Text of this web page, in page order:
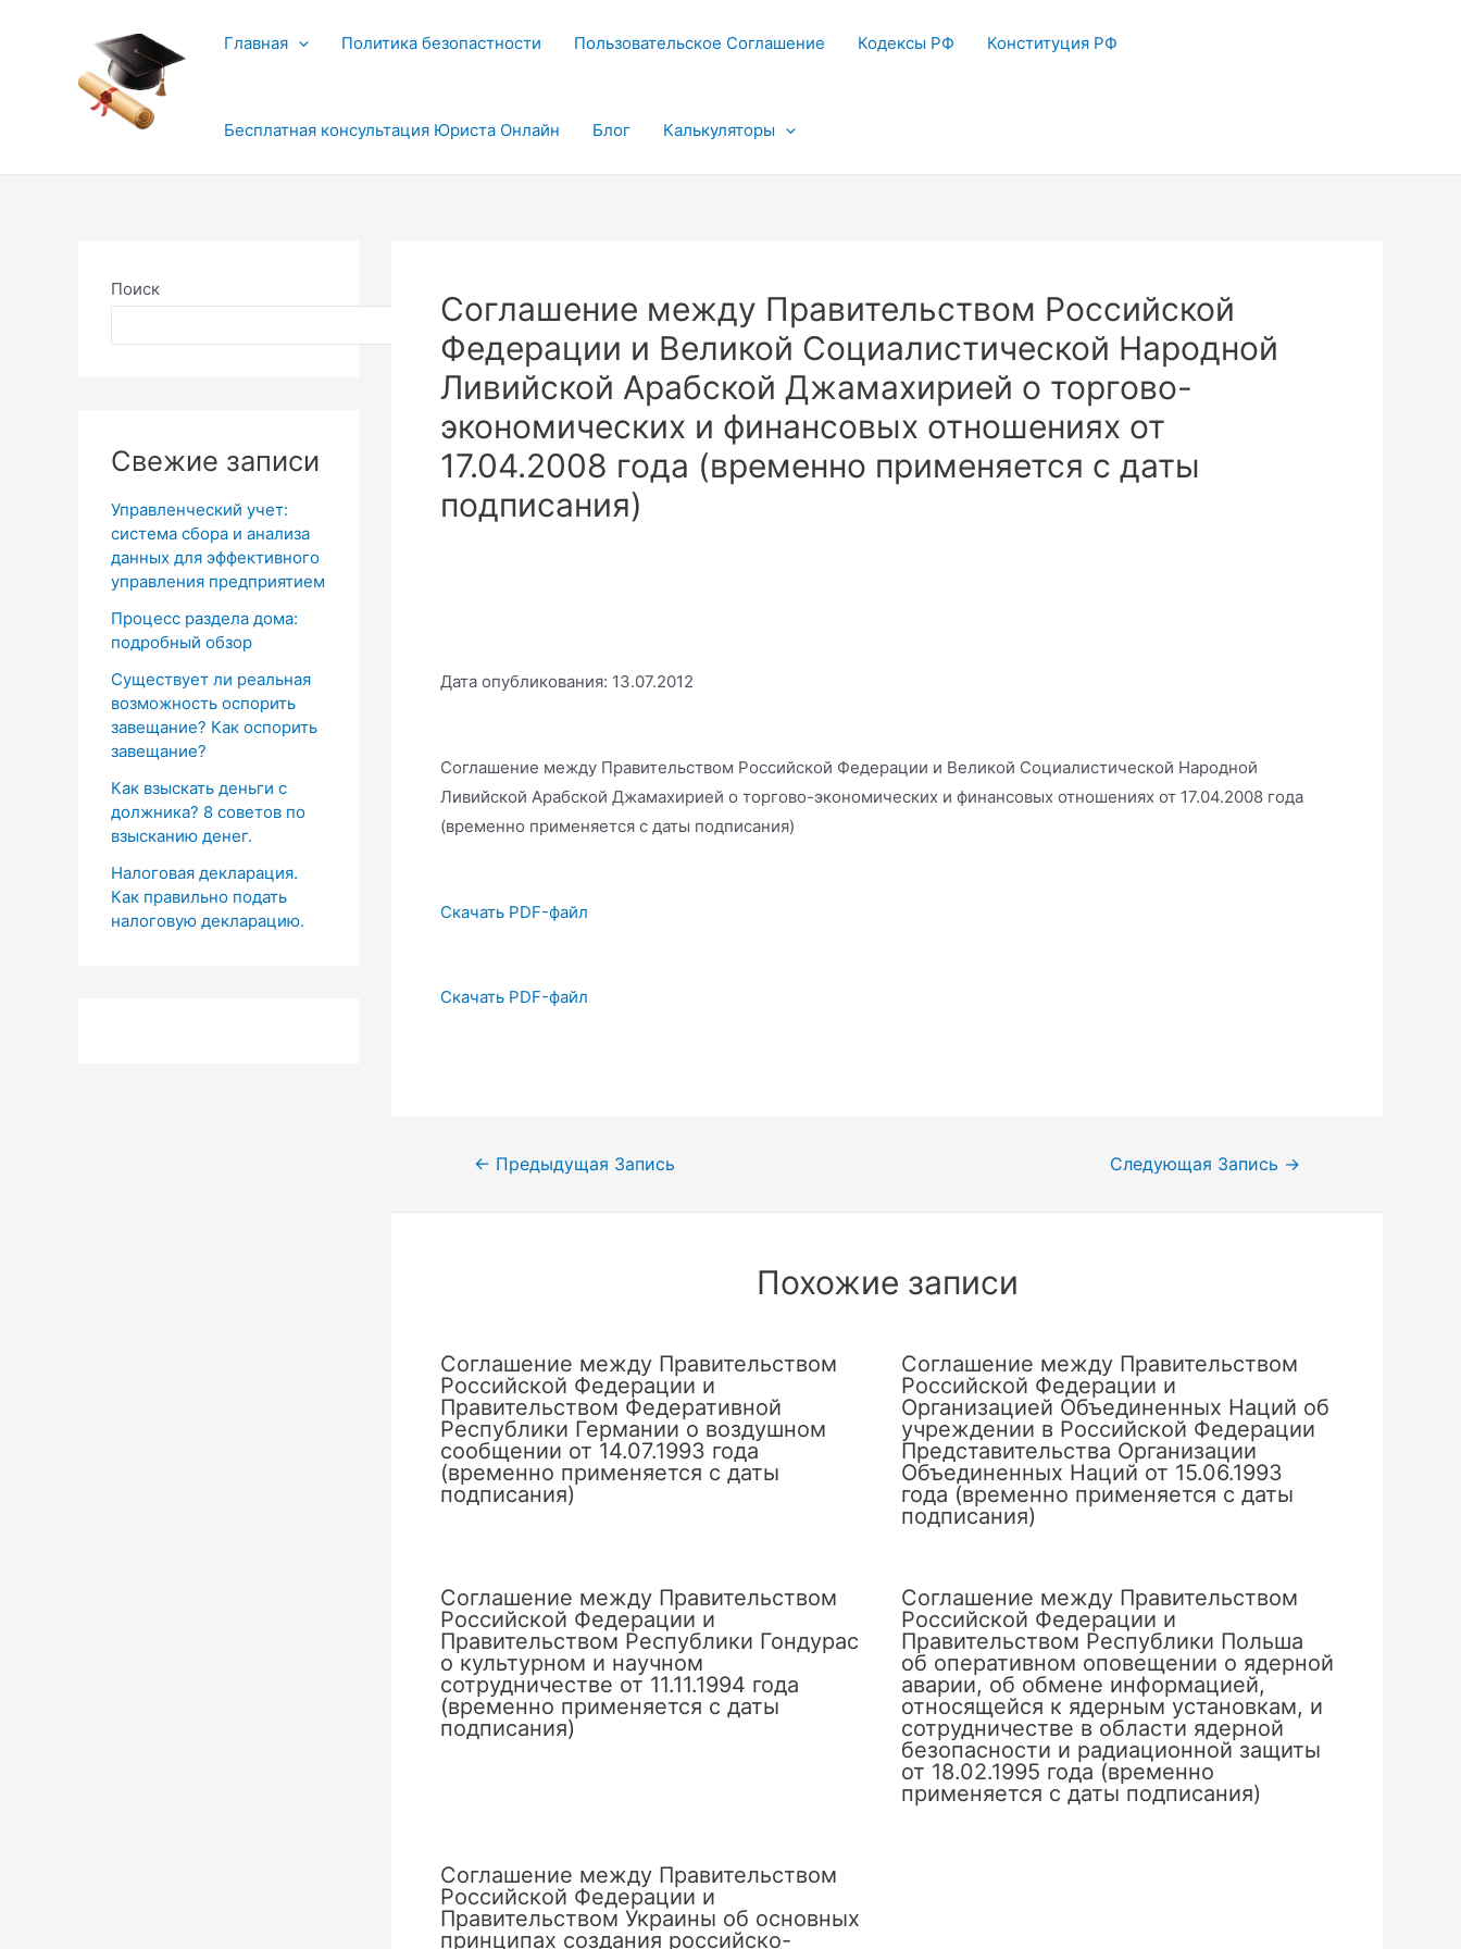
содержимому
Главная Политика безопастности Пользовательское Соглашение Кодексы РФ Конституция РФ
Бесплатная консультация Юриста Онлайн Блог Калькуляторы
Поиск
Поиск
Свежие записи
Управленческий учет:
система сбора и анализа
данных для эффективного
управления предприятием
Процесс раздела дома:
подробный обзор
Существует ли реальная
возможность оспорить
завещание? Как оспорить
завещание?
Как взыскать деньги с
должника? 8 советов по
взысканию денег.
Налоговая декларация.
Как правильно подать
налоговую декларацию.
Соглашение между Правительством Российской
Федерации и Великой Социалистической Народной
Ливийской Арабской Джамахирией о торгово-
экономических и финансовых отношениях от
17.04.2008 года (временно применяется с даты
подписания)
Дата опубликования: 13.07.2012
Соглашение между Правительством Российской Федерации и Великой Социалистической Народной
Ливийской Арабской Джамахирией о торгово-экономических и финансовых отношениях от 17.04.2008 года
(временно применяется с даты подписания)
Скачать PDF-файл
Скачать PDF-файл
Навигация
← Предыдущая Запись Следующая Запись →
Похожие записи
Соглашение между Правительством
Российской Федерации и
Правительством Федеративной
Республики Германии о воздушном
сообщении от 14.07.1993 года
(временно применяется с даты
подписания)
Соглашение между Правительством
Российской Федерации и
Организацией Объединенных Наций об
учреждении в Российской Федерации
Представительства Организации
Объединенных Наций от 15.06.1993
года (временно применяется с даты
подписания)
Соглашение между Правительством
Российской Федерации и
Правительством Республики Гондурас
о культурном и научном
сотрудничестве от 11.11.1994 года
(временно применяется с даты
подписания)
Соглашение между Правительством
Российской Федерации и
Правительством Республики Польша
об оперативном оповещении о ядерной
аварии, об обмене информацией,
относящейся к ядерным установкам, и
сотрудничестве в области ядерной
безопасности и радиационной защиты
от 18.02.1995 года (временно
применяется с даты подписания)
Соглашение между Правительством
Российской Федерации и
Правительством Украины об основных
принципах создания российско-